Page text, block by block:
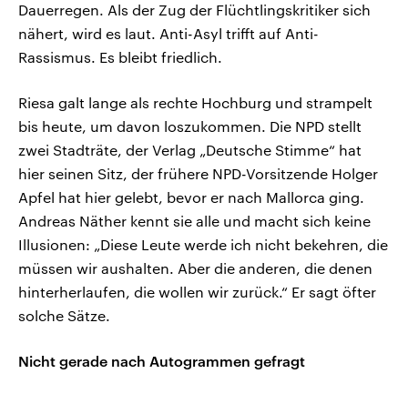
Dauerregen. Als der Zug der Flüchtlingskritiker sich
nähert, wird es laut. Anti-Asyl trifft auf Anti-
Rassismus. Es bleibt friedlich.
Riesa galt lange als rechte Hochburg und strampelt
bis heute, um davon loszukommen. Die NPD stellt
zwei Stadträte, der Verlag „Deutsche Stimme“ hat
hier seinen Sitz, der frühere NPD-Vorsitzende Holger
Apfel hat hier gelebt, bevor er nach Mallorca ging.
Andreas Näther kennt sie alle und macht sich keine
Illusionen: „Diese Leute werde ich nicht bekehren, die
müssen wir aushalten. Aber die anderen, die denen
hinterherlaufen, die wollen wir zurück.“ Er sagt öfter
solche Sätze.
Nicht gerade nach Autogrammen gefragt